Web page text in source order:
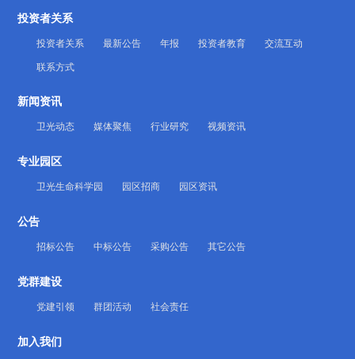
投资者关系
投资者关系 最新公告 年报 投资者教育
交流互动
联系方式
新闻资讯
卫光动态 媒体聚焦 行业研究 视频资讯
专业园区
卫光生命科学园 园区招商 园区资讯
公告
招标公告 中标公告 采购公告 其它公告
党群建设
党建引领 群团活动 社会责任
加入我们